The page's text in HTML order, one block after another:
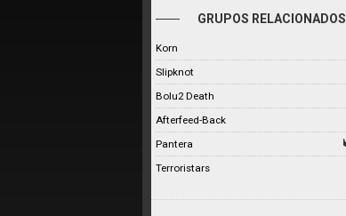
GRUPOS RELACIONADOS
Korn
Slipknot
Bolu2 Death
Afterfeed-Back
Pantera
Terroristars